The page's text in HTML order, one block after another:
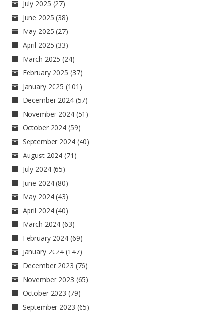
July 2025 (27)
June 2025 (38)
May 2025 (27)
April 2025 (33)
March 2025 (24)
February 2025 (37)
January 2025 (101)
December 2024 (57)
November 2024 (51)
October 2024 (59)
September 2024 (40)
August 2024 (71)
July 2024 (65)
June 2024 (80)
May 2024 (43)
April 2024 (40)
March 2024 (63)
February 2024 (69)
January 2024 (147)
December 2023 (76)
November 2023 (65)
October 2023 (79)
September 2023 (65)